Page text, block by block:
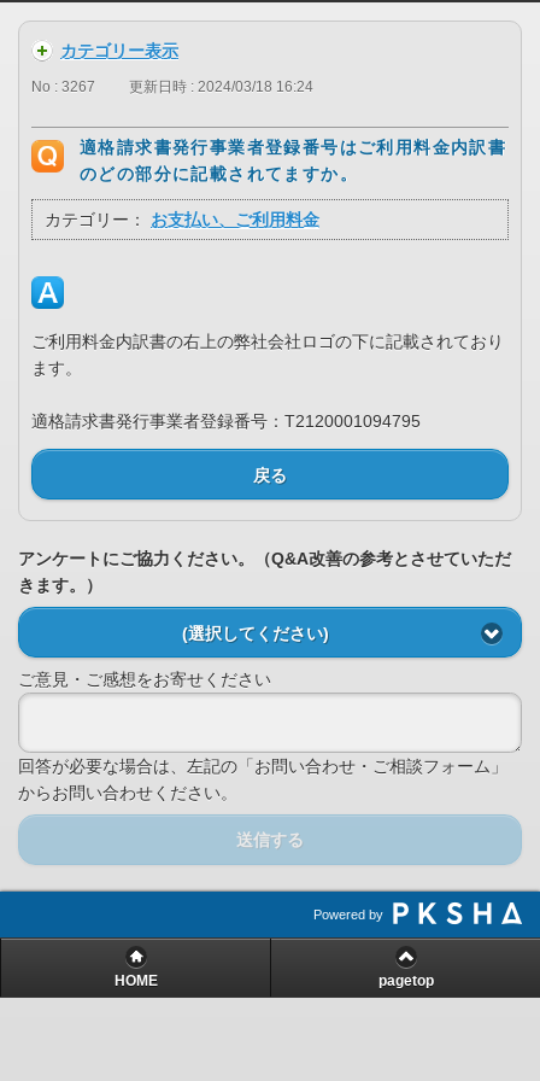
カテゴリー表示
No : 3267 更新日時 : 2024/03/18 16:24
適格請求書発行事業者登録番号はご利用料金内訳書
のどの部分に記載されてますか。
カテゴリー： お支払い、ご利用料金
ご利用料金内訳書の右上の弊社会社ロゴの下に記載されており
ます。
適格請求書発行事業者登録番号：T2120001094795
戻る
アンケートにご協力ください。（Q&A改善の参考とさせていただ
きます。）
(選択してください)
ご意見・ご感想をお寄せください
回答が必要な場合は、左記の「お問い合わせ・ご相談フォーム」
からお問い合わせください。
送信する
Powered by
HOME pagetop